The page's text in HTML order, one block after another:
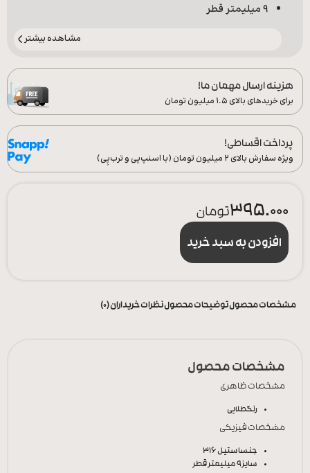
9 میلیمتر قطر
مشاهده بیشتر
هزینه ارسال مهمان ما!
برای خریدهای بالای ۱.۵ میلیون تومان
پرداخت اقساطی!
ویژه سفارش‌ بالای ۲ میلیون تومان (با اسنپ‌پی و ترب‌پِی)
395.000تومان
افزودن به سبد خرید
مشخصات محصولتوضیحات محصولنظرات خریداران (0)
مشخصات محصول
مشخصات ظاهری
رنگطلایی
مشخصات فیزیکی
جنساستیل 316
سایز9 میلیمتر قطر